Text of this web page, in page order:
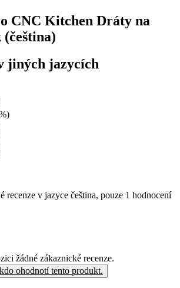
CNC Kitchen Dráty na
jiných jazycích
recenze v jazyce čeština, pouze 1 hodnocení
žádné zákaznické recenze.
ohodnotí tento produkt.